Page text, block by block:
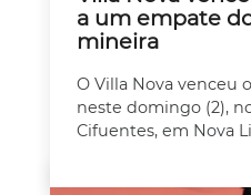
a um empate
mineira
O Villa Nova venceu
neste domingo (2),
Cifuentes, em Nova